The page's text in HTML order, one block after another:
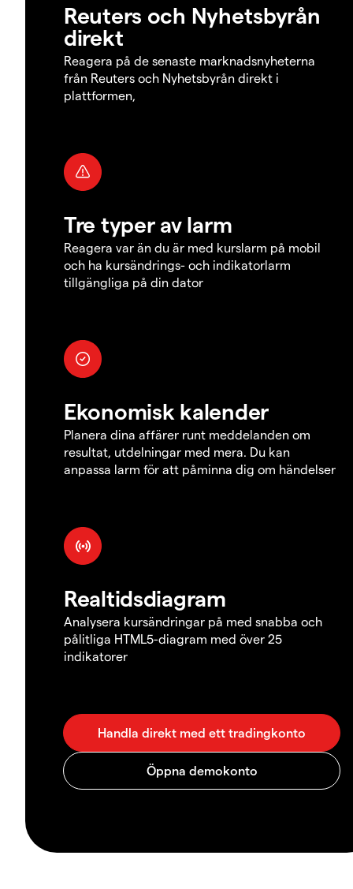
Reuters och Nyhetsbyrån
direkt
Reagera på de senaste marknadsnyheterna
från Reuters och Nyhetsbyrån direkt i
plattformen,
Tre typer av larm
Reagera var än du är med kurslarm på mobil
och ha kursändrings- och indikatorlarm
tillgängliga på din dator
Ekonomisk kalender
Planera dina affärer runt meddelanden om
resultat, utdelningar med mera. Du kan
anpassa larm för att påminna dig om händelser
Realtidsdiagram
Analysera kursändringar på med snabba och
pålitliga HTML5-diagram med över 25
indikatorer